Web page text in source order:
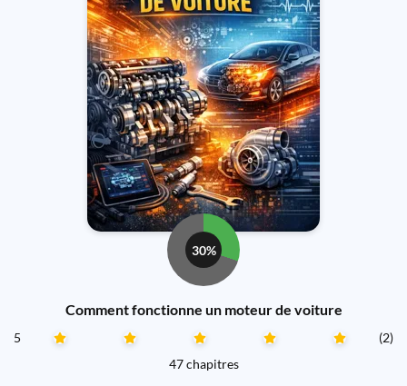
30%
Comment fonctionne un moteur de voiture
5
(2)
47 chapitres